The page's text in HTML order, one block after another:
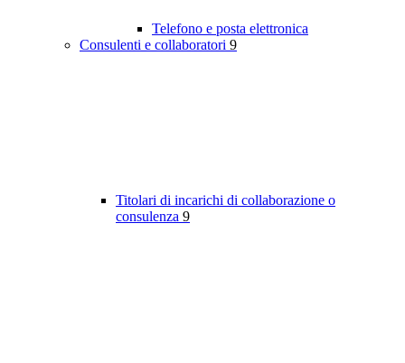
Telefono e posta elettronica
Consulenti e collaboratori 9
Titolari di incarichi di collaborazione o
consulenza 9